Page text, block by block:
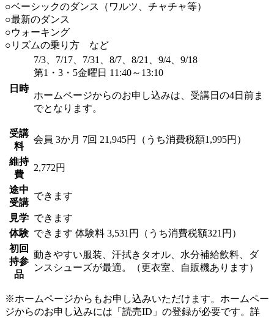
○ベーシックのダンス（ワルツ、チャチャ等）
○最新のダンス
○ウォーキング
○リズムの乗り方 など
日時
7/3、7/17、7/31、8/7、8/21、9/4、9/18
第1・3・5金曜日 11:40～13:10
ホームページからのお申し込みは、受講日の4日前ま
でとなります。
受講
料
会員 3か月 7回 21,945円（うち消費税額1,995円）
維持
費
2,772円
途中
受講
できます
見学 できます
体験 できます 体験料 3,531円（うち消費税額321円）
初回
持参
品
動きやすい服装、汗拭きタオル、水分補給飲料、ダ
ンスシューズが最適。（更衣室、自販機あります）
※ホームページからもお申し込みいただけます。ホームペー
ジからのお申し込みには「読売ID」の登録が必要です。詳